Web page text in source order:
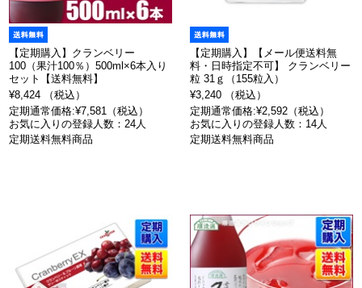
【定期購入】クランベリー
100（果汁100％）500ml×6本入り
セット【送料無料】
¥8,424 （税込）
定期通常価格:¥7,581（税込）
お気に入りの登録人数：24人
定期送料無料商品
【定期購入】【メール便送料無
料・日時指定不可】 クランベリー
粒 31ｇ（155粒入）
¥3,240 （税込）
定期通常価格:¥2,592（税込）
お気に入りの登録人数：14人
定期送料無料商品